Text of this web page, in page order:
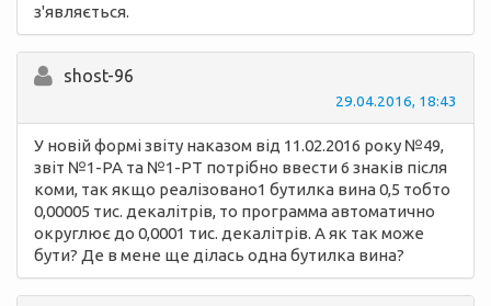
з'являється.
shost-96
29.04.2016, 18:43
У новій формі звіту наказом від 11.02.2016 року №49,
звіт №1-РА та №1-РТ потрібно ввести 6 знаків після
коми, так якщо реалізовано1 бутилка вина 0,5 тобто
0,00005 тис. декалітрів, то программа автоматично
округлює до 0,0001 тис. декалітрів. А як так може
бути? Де в мене ще ділась одна бутилка вина?